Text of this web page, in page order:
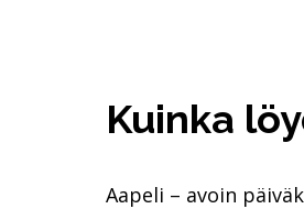
Kuinka
Aapeli – avoin